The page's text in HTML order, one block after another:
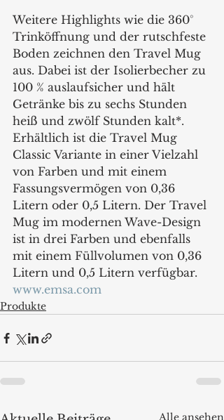
Weitere Highlights wie die 360°
Trinköffnung und der rutschfeste
Boden zeichnen den Travel Mug
aus. Dabei ist der Isolierbecher zu
100 % auslaufsicher und hält
Getränke bis zu sechs Stunden
heiß und zwölf Stunden kalt*.
Erhältlich ist die Travel Mug
Classic Variante in einer Vielzahl
von Farben und mit einem
Fassungsvermögen von 0,36
Litern oder 0,5 Litern. Der Travel
Mug im modernen Wave-Design
ist in drei Farben und ebenfalls
mit einem Füllvolumen von 0,36
Litern und 0,5 Litern verfügbar.
www.emsa.com
Produkte
Alle ansehen